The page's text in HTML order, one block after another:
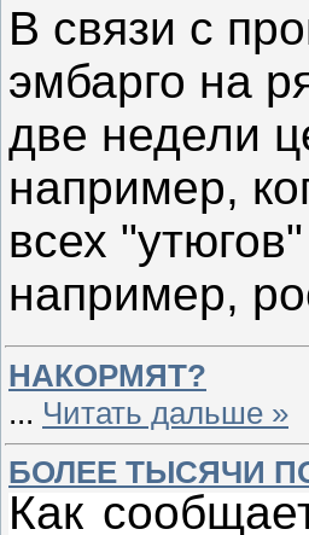
В связи с
эмбарго на
две недели
например,
всех
например,
НАКОРМЯТ?
... Читать дальше »
БОЛЕЕ ТЫСЯЧИ
Как